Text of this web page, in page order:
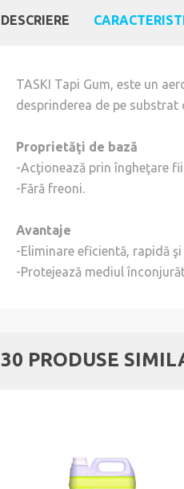
DESCRIERE
TASKI Tapi Gum, este un
desprinderea de pe
Proprietăţi de bază
-Acţionează prin îngheţare
-Fără freoni.
Avantaje
-Eliminare eficientă, rapidă
-Protejează mediul
30 PRODUSE